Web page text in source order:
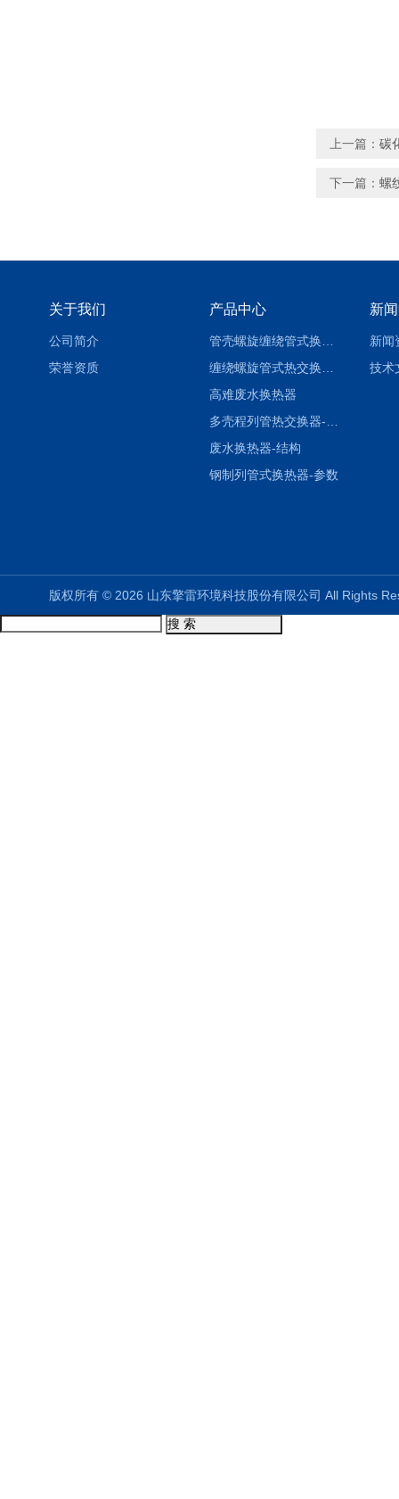
上一篇： 碳
下一篇： 螺
关于我们
公司简介
荣誉资质
产品中心
高难废水换热器
废水换热器-结构
钢制列管式换热器-参数
新
新闻
技术
版权所有 © 2026 山东擎雷环境科技股份有限公司 All